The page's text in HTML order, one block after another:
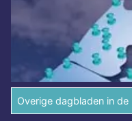
Overige dagbladen in de